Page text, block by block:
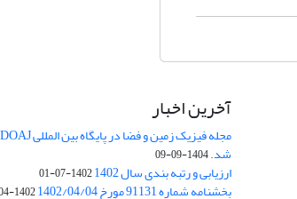
آخرین اخبار
شد.1404-09-09
ارزیابی و رتبه بندی سال 1402 1402-07-01
بخشنامه شماره 91131 مورخ 1402/04/04 1402-04-04